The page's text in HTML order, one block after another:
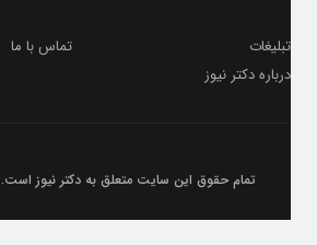
تبلیغات
تماس با ما
درباره دکتر نیوز
تمام حقوق این سایت متعلق به دکتر نیوز است.